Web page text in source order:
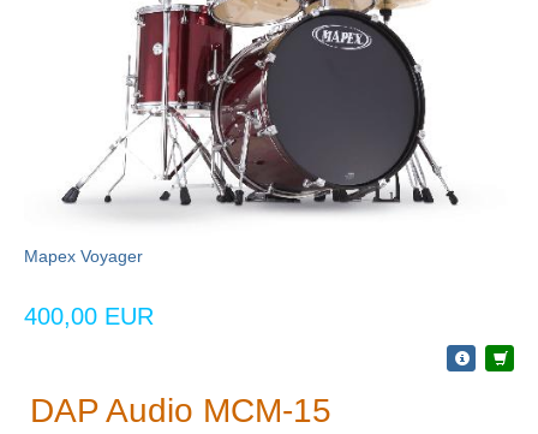
Mapex Voyager
400,00 EUR
DAP Audio MCM-15